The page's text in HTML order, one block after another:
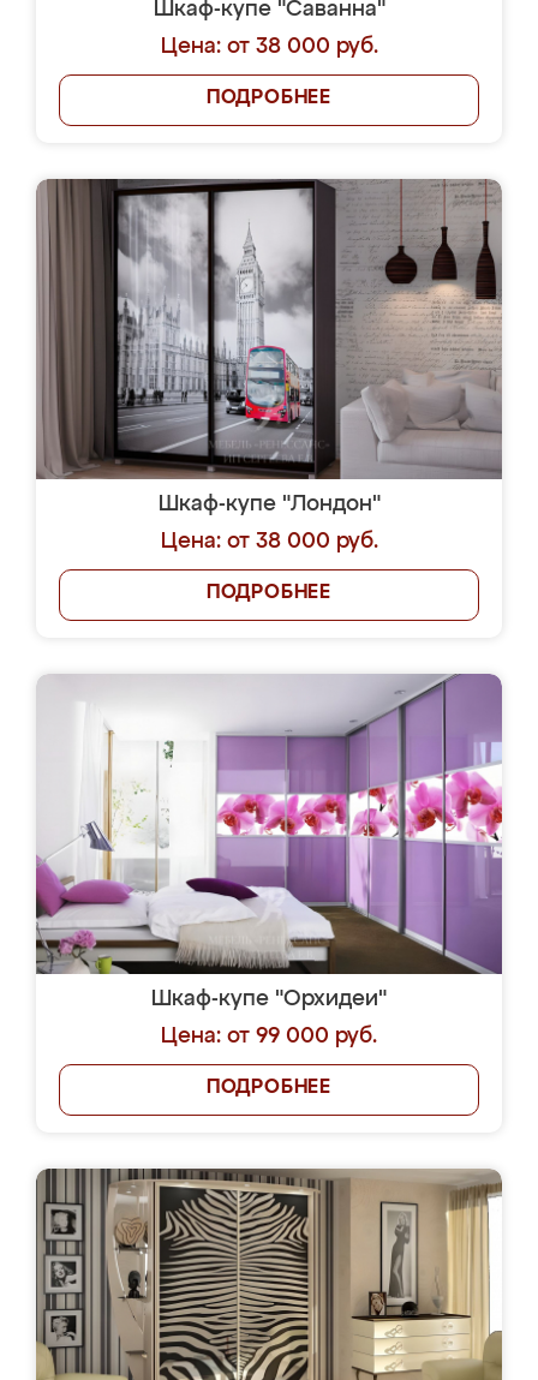
Шкаф-купе "Саванна"
Цена: от 38 000 руб.
ПОДРОБНЕЕ
Шкаф-купе "Лондон"
Цена: от 38 000 руб.
ПОДРОБНЕЕ
Шкаф-купе "Орхидеи"
Цена: от 99 000 руб.
ПОДРОБНЕЕ